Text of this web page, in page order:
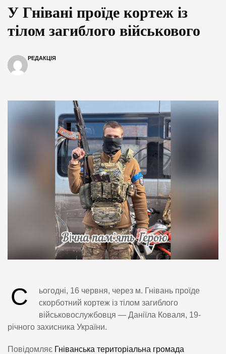
У Гнівані проїде кортеж із
тілом загиблого військового
РЕДАКЦІЯ
С
ьогодні, 16 червня, через м. Гнівань проїде
скорботний кортеж із тілом загиблого
військовослужбовця — Даніїла Коваля, 19-
річного захисника України.
Повідомляє Гніванська територіальна громада